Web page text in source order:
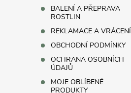
BALENÍ A PŘEPRAVA
ROSTLIN
REKLAMACE A VRÁCENÍ
OBCHODNÍ PODMÍNKY
OCHRANA OSOBNÍCH
ÚDAJŮ
MOJE OBLÍBENÉ
PRODUKTY